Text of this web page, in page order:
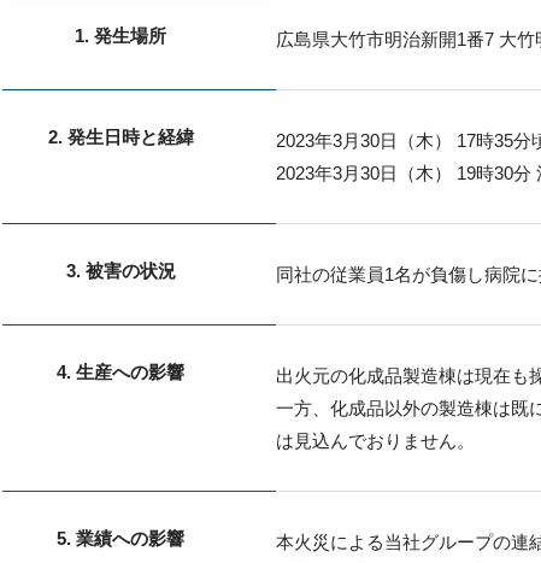
1. 発生場所 広島県大竹市明治新開1番7 大
2. 発生日時と経緯
2023年3月30日（木） 17時35
2023年3月30日（木） 19時30分
3. 被害の状況 同社の従業員1名が負傷し病院
4. 生産への影響
出火元の化成品製造棟は現在も
一方、化成品以外の製造棟は既
は見込んでおりません。
5. 業績への影響
本火災による当社グループの連